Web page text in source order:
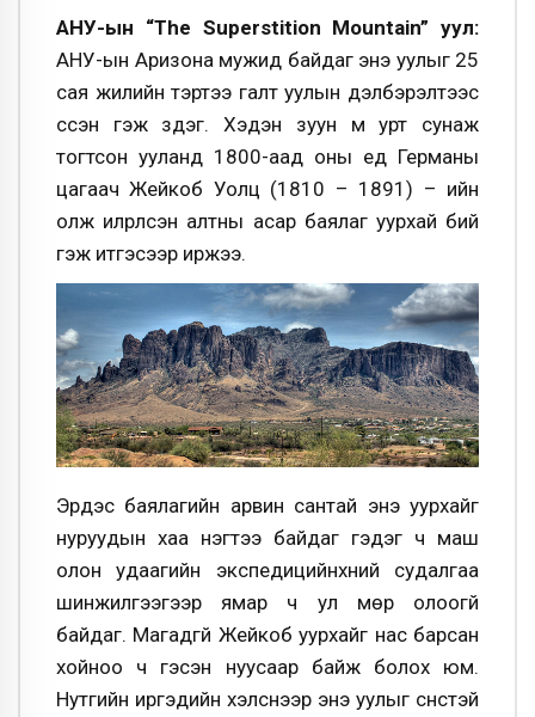
АНУ-ын “The Superstition Mountain” уул:
АНУ-ын Аризона мужид байдаг энэ уулыг 25
сая жилийн тэртээ галт уулын дэлбэрэлтээс
үүссэн гэж үздэг. Хэдэн зуун м урт сунаж
тогтсон ууланд 1800-аад оны үед Германы
цагаач Жейкоб Уолц (1810 – 1891) – ийн
олж илрүүлсэн алтны асар баялаг уурхай бий
гэж итгэсээр иржээ.
Эрдэс баялагийн арвин сантай энэ уурхайг
нуруудын хаа нэгтээ байдаг гэдэг ч маш
олон удаагийн экспедицийнхний судалгаа
шинжилгээгээр ямар ч ул мөр олоогүй
байдаг. Магадгүй Жейкоб уурхайг нас барсан
хойноо ч гэсэн нуусаар байж болох юм.
Нутгийн иргэдийн хэлснээр энэ уулыг сүнстэй